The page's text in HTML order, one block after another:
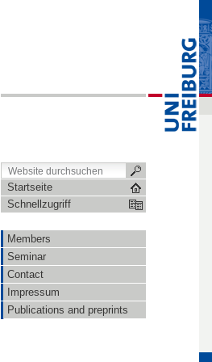
Startseite
Schnellzugriff
Members
Seminar
Contact
Impressum
Publications and preprints